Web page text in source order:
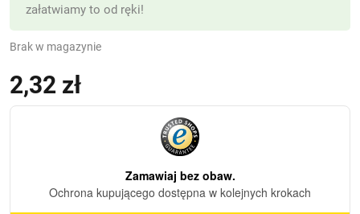
2,32 zł
Brak w magazynie
załatwiamy to od ręki!